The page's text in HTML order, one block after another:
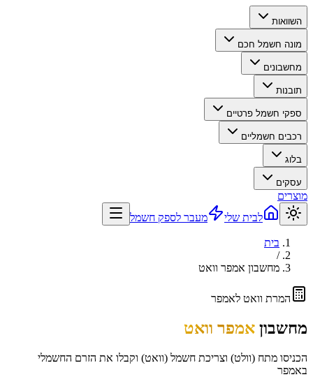
השוואות
מונה חשמל חכם
מחשבונים
תובנות
ספקי חשמל פרטיים
רכבים חשמליים
בלוג
עסקים
מוצרים
לבית שלי
מעבר לספק חשמל
בית
/
מחשבון אמפר וואט
המרת וואט לאמפר
מחשבון אמפר וואט
הכניסו מתח (וולט) וצריכת חשמל (וואט) וקבלו את הזרם החשמלי
באמפר